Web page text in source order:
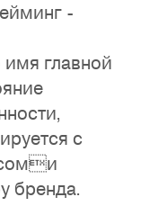
-
главной
с
бренда.